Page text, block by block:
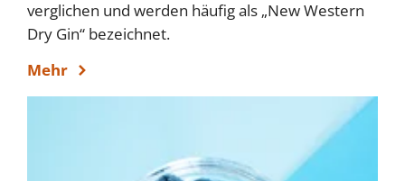
verglichen und werden häufig als „New Western
Dry Gin“ bezeichnet.
Mehr